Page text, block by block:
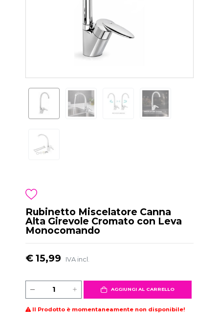
Rubinetto Miscelatore Canna
Alta Girevole Cromato con Leva
Monocomando
€ 15,99 IVA incl.
AGGIUNGI AL CARRELLO
Il Prodotto è momentaneamente non disponibile!